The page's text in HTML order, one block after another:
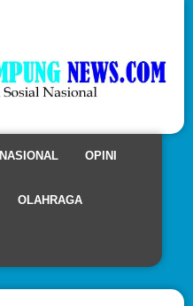
NASIONAL OPINI
OLAHRAGA